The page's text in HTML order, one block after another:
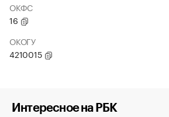
ОКФС
16
ОКОГУ
4210015
Интересное на РБК